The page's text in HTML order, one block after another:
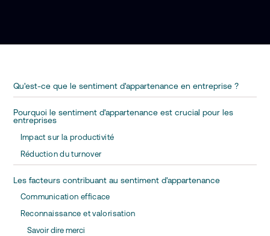
Qu'est-ce que le sentiment d'appartenance en entreprise ?
Pourquoi le sentiment d'appartenance est crucial pour les
entreprises
Impact sur la productivité
Réduction du turnover
Les facteurs contribuant au sentiment d'appartenance
Communication efficace
Reconnaissance et valorisation
Savoir dire merci